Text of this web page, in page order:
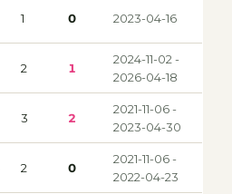
1 0 2023-04-16
2 1
2024-11-02 -
2026-04-18
3 2
2021-11-06 -
2023-04-30
2 0
2021-11-06 -
2022-04-23